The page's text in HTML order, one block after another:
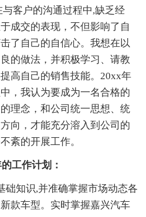
客户的沟通过程中,缺乏经
成交的表现，不但影响了自
了自己的自信心。我想在以
的做法，并积极学习、请教
高自己的销售技能。20xx年
，我认为要成为一名合格的
理念，和公司统一思想、统
向，才能充分溶入到公司的
紊的开展工作。
工作计划：
知识,并准确掌握市场动态各
款车型。实时掌握嘉兴汽车